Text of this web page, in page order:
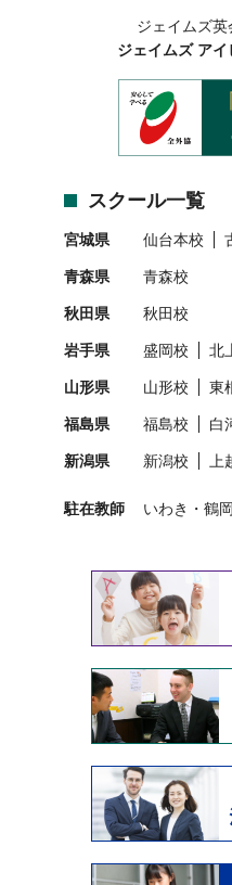
ジェイムズ
ジェイムズ ア
スクール一覧
宮城県 仙台本校
青森県 青森校
秋田県 秋田校
岩手県 盛岡校 北
山形県 山形校 東
福島県 福島校 白
新潟県 新潟校 上
駐在教師 いわき 鶴岡